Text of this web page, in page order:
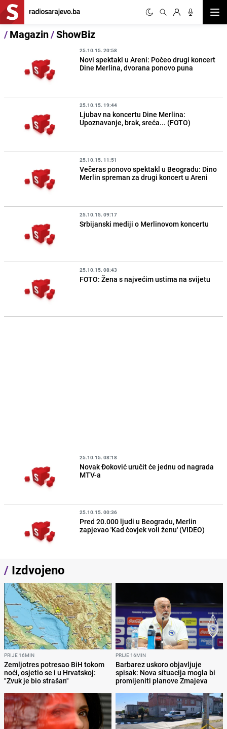
/Magazin/ShowBiz
25.10.15. 20:58
Novi spektakl u Areni: Počeo drugi koncert
Dine Merlina, dvorana ponovo puna
25.10.15. 19:44
Ljubav na koncertu Dine Merlina:
Upoznavanje, brak, sreća... (FOTO)
25.10.15. 11:51
Večeras ponovo spektakl u Beogradu: Dino
Merlin spreman za drugi koncert u Areni
25.10.15. 09:17
Srbijanski mediji o Merlinovom koncertu
25.10.15. 08:43
FOTO: Žena s najvećim ustima na svijetu
25.10.15. 08:18
Novak Đoković uručit će jednu od nagrada
MTV-a
25.10.15. 00:36
Pred 20.000 ljudi u Beogradu, Merlin
zapjevao 'Kad čovjek voli ženu' (VIDEO)
/ Izdvojeno
PRIJE 16MIN
Zemljotres potresao BiH tokom
noći, osjetio se i u Hrvatskoj:
"Zvuk je bio strašan"
PRIJE 16MIN
Barbarez uskoro objavljuje
spisak: Nova situacija mogla bi
promijeniti planove Zmajeva